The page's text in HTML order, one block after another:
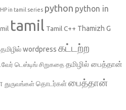
in tamil series python python in
tamil Tamil C++ Thamizh G
wordpress கட்டற்ற
டெஸ்டிங் சிறுகதை தமிழில் பைத்தான்
துருவங்கள் தொடர்கள்பைத்தான்